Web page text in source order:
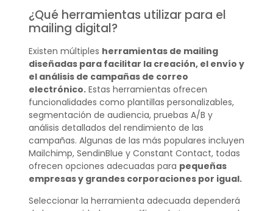
¿Qué herramientas utilizar para el
mailing digital?
Existen múltiples herramientas de mailing
diseñadas para facilitar la creación, el envío y
el análisis de campañas de correo
electrónico.Estas herramientas ofrecen
funcionalidades como plantillas personalizables,
segmentación de audiencia, pruebas A/B y
análisis detallados del rendimiento de las
campañas. Algunas de las más populares incluyen
Mailchimp, SendinBlue y Constant Contact, todas
ofrecen opciones adecuadas para pequeñas
empresas y grandes corporaciones por igual.
Seleccionar la herramienta adecuada dependerá